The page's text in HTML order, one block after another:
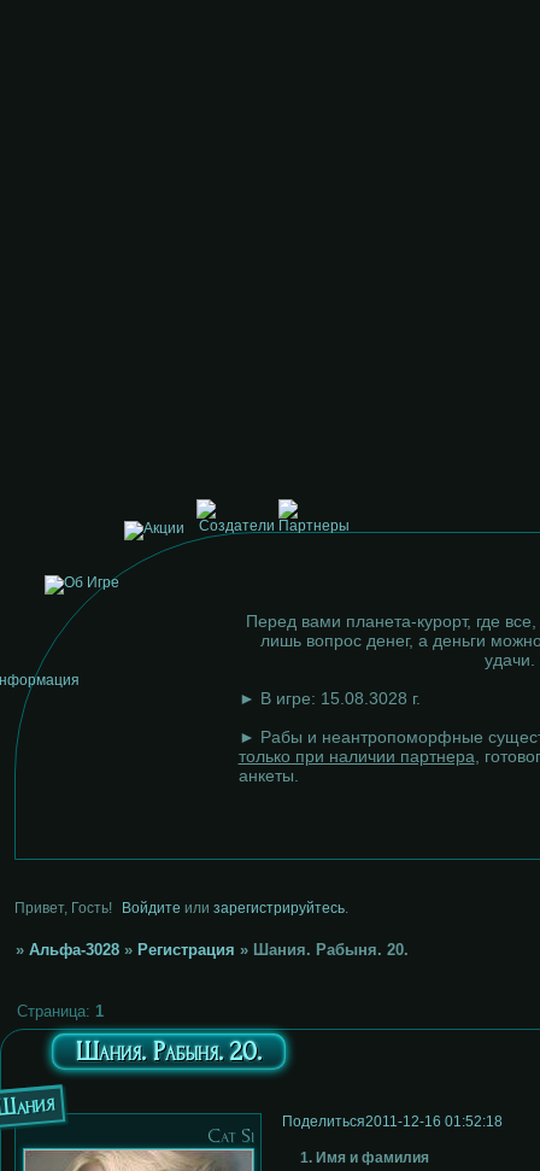
Перед вами планета-курорт, где
лишь вопрос денег, а деньги
удачи.
► В игре: 15.08.3028 г.
► Рабы и неантропоморфные
только при наличии партнера ,
анкеты.
Привет, Гость! Войдите илизарегистрируйтесь
» Альфа-3028 » Регистрация » Шания. Рабыня. 20.
Шания. Рабыня. 20.
Страница: 1
Поделиться2011-12-16 01:52:18
Cat Si
1. Имя и фамилия